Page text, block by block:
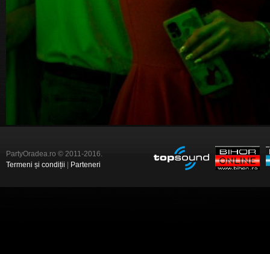
PartyOradea.ro © 2011-2016.
Termeni și condiții | Parteneri